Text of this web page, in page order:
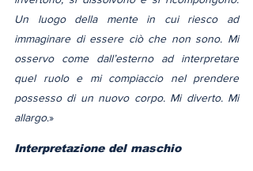
Un luogo della mente in cui riesco ad
immaginare di essere ciò che non sono. Mi
osservo come dall’esterno ad interpretare
quel ruolo e mi compiaccio nel prendere
possesso di un nuovo corpo. Mi diverto. Mi
allargo.»
Interpretazione del maschio